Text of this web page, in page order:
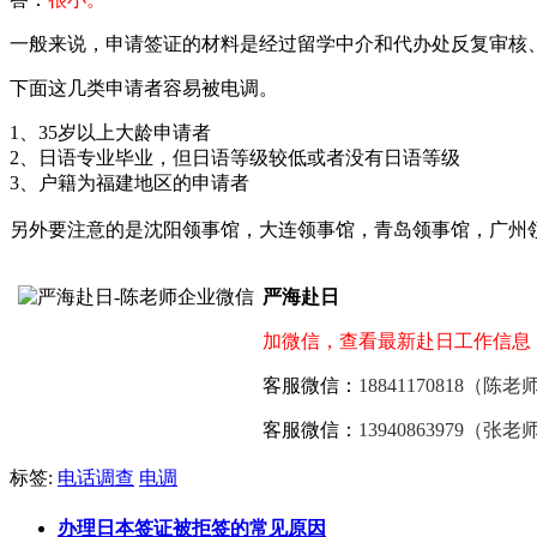
一般来说，申请签证的材料是经过留学中介和代办处反复审
下面这几类申请者容易被电调。
1、35岁以上大龄申请者
2、日语专业毕业，但日语等级较低或者没有日语等级
3、户籍为福建地区的申请者
另外要注意的是沈阳领事馆，大连领事馆，青岛领事馆，广
严海赴日
加微信，查看最新赴日工作信息
客服微信： 18841170818（陈老
客服微信： 13940863979（张老
标签: 电话调查 电调
办理日本签证被拒签的常见原因